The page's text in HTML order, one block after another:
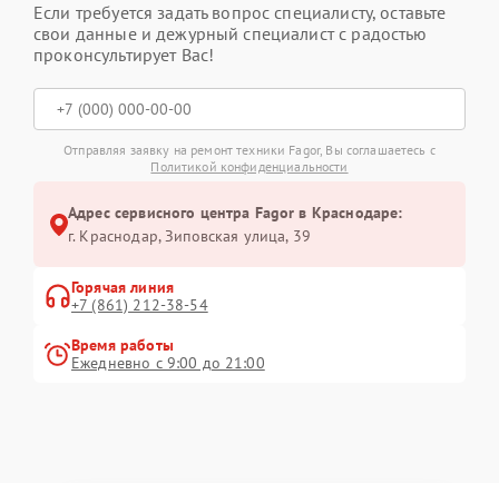
Если требуется задать вопрос специалисту, оставьте
свои данные и дежурный специалист с радостью
проконсультирует Вас!
Отправляя заявку на ремонт техники Fagor, Вы соглашаетесь с
Политикой конфиденциальности
Адрес сервисного центра Fagor в Краснодаре:
г. Краснодар, Зиповская улица, 39
Горячая линия
+7 (861) 212-38-54
Время работы
Ежедневно с 9:00 до 21:00